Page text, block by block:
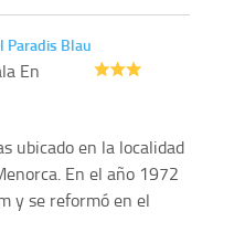
Paradis Blau
En
ubicado en la localidad
En el año 1972
y se reformó en el